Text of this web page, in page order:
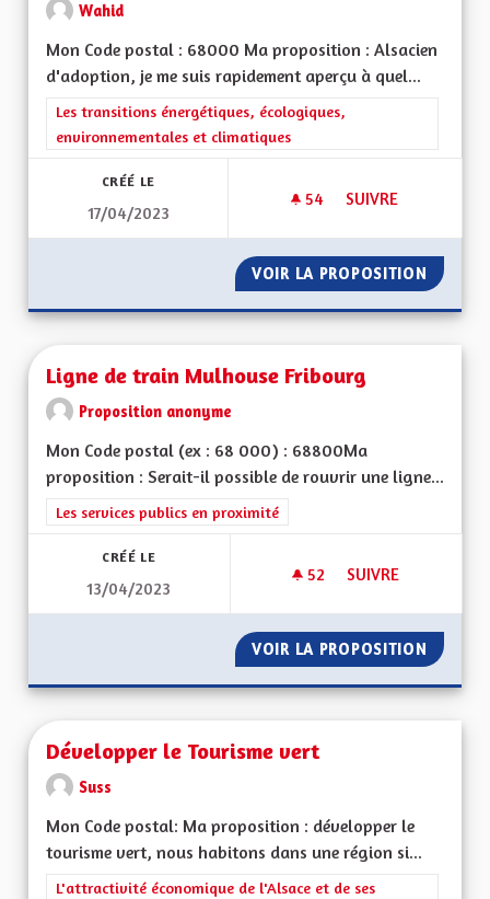
Wahid
Mon Code postal : 68000 Ma proposition : Alsacien
d'adoption, je me suis rapidement aperçu à quel...
Filtrer les résultats de la catégorie : Les transitions
Les transitions énergétiques, écologiques,
environnementales et climatiques
CRÉÉ LE
17/04/2023
54 54 ABONNÉS
SUIVRE
VOIR LA PROPOSITION
Ligne de train Mulhouse Fribourg
Proposition anonyme
Mon Code postal (ex : 68 000) : 68800Ma
proposition : Serait-il possible de rouvrir une ligne...
Filtrer les résultats de la catégorie : Les services publics en
Les services publics en proximité
CRÉÉ LE
13/04/2023
52 52 ABONNÉS
SUIVRE
VOIR LA PROPOSITION LIGNE
Développer le Tourisme vert
Suss
Mon Code postal: Ma proposition : développer le
tourisme vert, nous habitons dans une région si...
Filtrer les résultats de la catégorie : L'attractivité
L'attractivité économique de l'Alsace et de ses